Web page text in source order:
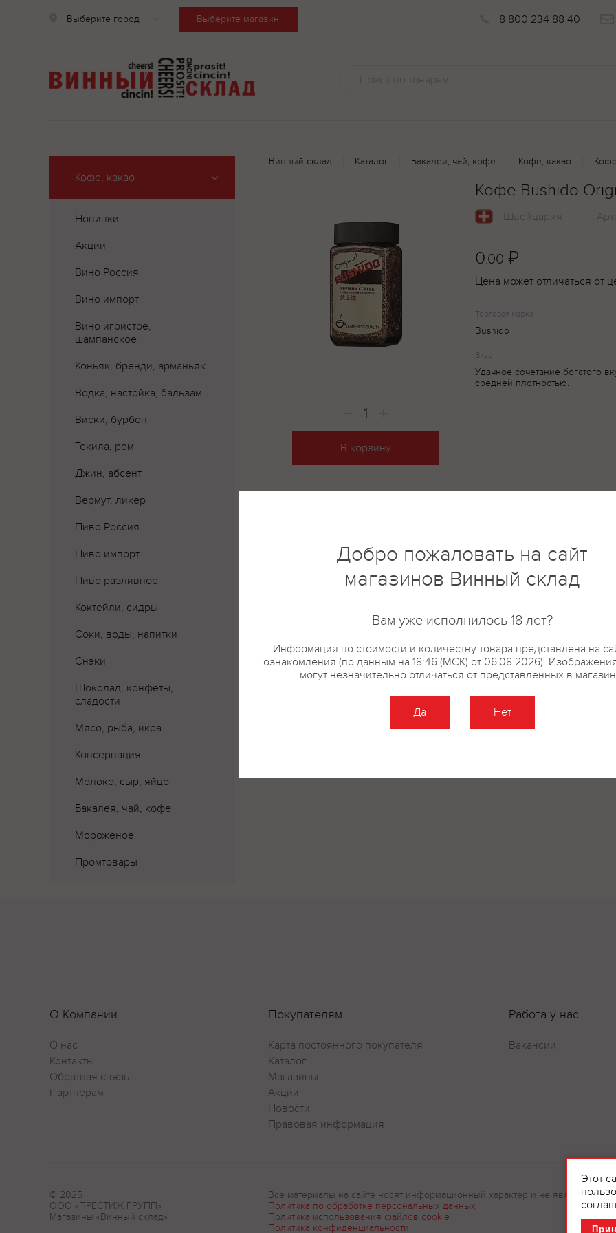
Выберите город Выберите магазин 8 800 234 88 40
Кофе, какао
Новинки
Акции
Вино Россия
Вино импорт
Вино игристое,
шампанское
Коньяк, бренди, арманьяк
Водка, настойка, бальзам
Виски, бурбон
Текила, ром
Джин, абсент
Вермут, ликер
Пиво Россия
Пиво импорт
Пиво разливное
Коктейли, сидры
Соки, воды, напитки
Снэки
Шоколад, конфеты,
сладости
Мясо, рыба, икра
Консервация
Молоко, сыр, яйцо
Бакалея, чай, кофе
Мороженое
Промтовары
Винный склад Каталог Бакалея, чай, кофе Кофе, какао
В корзину
Кофе Bushido
Швейцария
0.00 ₽
Цена может отличаться от
Торговая марка
Bushido
Вкус
Удачное сочетание богатого
средней плотностью.
О Компании
О нас
Контакты
Обратная связь
Партнерам
Покупателям
Карта постоянного покупателя
Каталог
Магазины
Акции
Новости
Правовая информация
Работа у нас
Вакансии
© 2025
ООО «ПРЕСТИЖ ГРУПП»
Магазины «Винный склад»
Все материалы на сайте носят информационный характер и не являются
Политика по обработке персональных данных
Политика использования файлов cookie
Политика конфиденциальности
Этот
Добро пожаловать на сайт
магазинов Винный склад
Вам уже исполнилось 18 лет?
Информация по стоимости и количеству товара представлена на
ознакомления (по данным на 18:46 (МСК) от 06.08.2026).
могут незначительно отличаться от представленных в
Да Нет